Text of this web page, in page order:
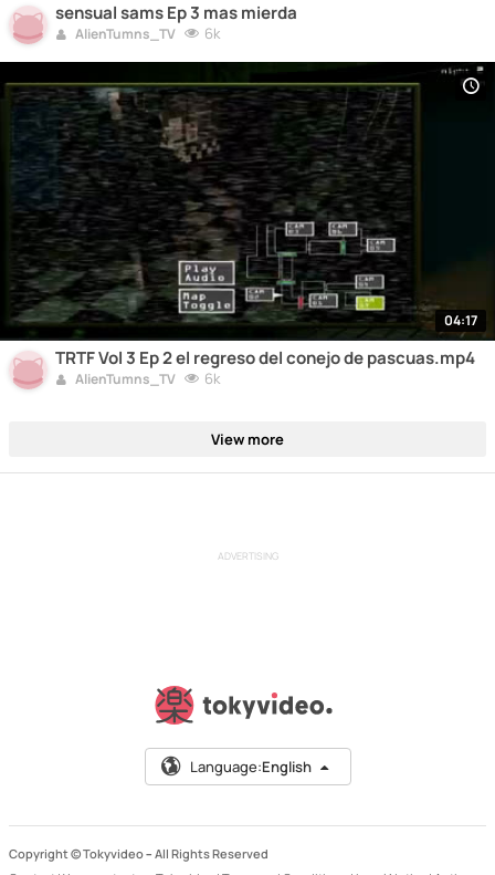
sensual sams Ep 3 mas mierda
AlienTumns_TV 6k
04:17
TRTF Vol 3 Ep 2 el regreso del conejo de pascuas.mp4
AlienTumns_TV 6k
View more
ADVERTISING
Language:English
Copyright © Tokyvideo – All Rights Reserved